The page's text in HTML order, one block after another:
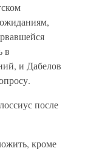
в
и Дабелов
после
кроме